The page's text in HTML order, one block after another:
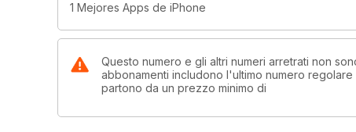
1 Mejores Apps de iPhone
Questo numero e gli altri numeri arretrati non
abbonamenti includono l'ultimo numero
partono da un prezzo minimo di